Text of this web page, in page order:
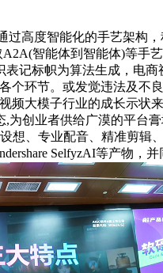
度智能化的手艺架构
智能体到智能体)等手
记标帜为算法生成，电
环节。或发觉违法及
频大模子行业的成长示
创业者供给广漠的平台
想、专业配音、精准剪
SelfyzAI等产物，并